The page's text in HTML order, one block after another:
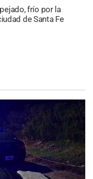
frío por la
de Santa Fe